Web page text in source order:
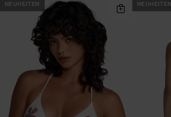
NEUHEITEN NEUHEITEN